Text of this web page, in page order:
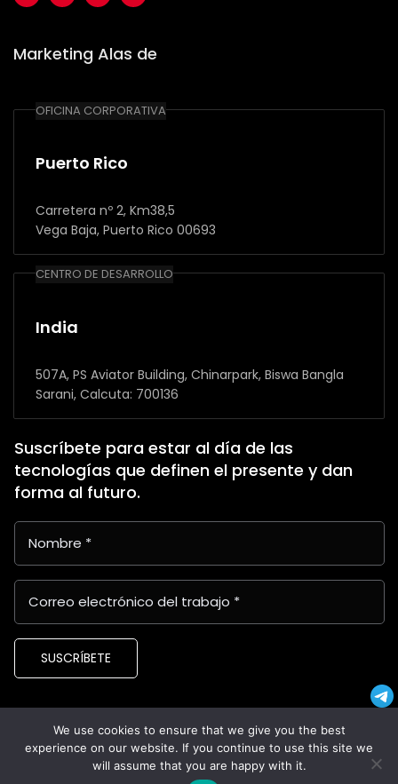
Marketing Alas de
OFICINA CORPORATIVA
Puerto Rico
Carretera nº 2, Km38,5
Vega Baja, Puerto Rico 00693
CENTRO DE DESARROLLO
India
507A, PS Aviator Building, Chinarpark, Biswa Bangla
Sarani, Calcuta: 700136
Suscríbete para estar al día de las
tecnologías que definen el presente y dan
forma al futuro.
SUSCRÍBETE
Copyright © 2024 Proveedores Latinoamericanos de
Aplicaciones y Asistencia Empresarial (LABAAP)
We use cookies to ensure that we give you the best
experience on our website. If you continue to use this site we
will assume that you are happy with it.